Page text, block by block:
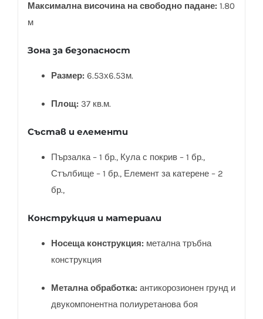
Максимална височина на свободно падане: 1.80
м
Зона за безопасност
Размер: 6.53х6.53м.
Площ: 37 кв.м.
Състав и елементи
Пързалка – 1 бр., Кула с покрив – 1 бр.,
Стълбище – 1 бр., Елемент за катерене – 2
бр.,
Конструкция и материали
Носеща конструкция: метална тръбна
конструкция
Метална обработка: антикорозионен грунд и
двукомпонентна полиуретанова боя